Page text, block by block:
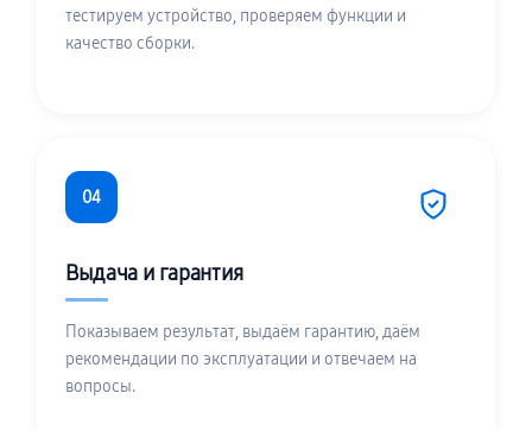
тестируем устройство, проверяем функции и
качество сборки.
04
Выдача и гарантия
Показываем результат, выдаём гарантию, даём
рекомендации по эксплуатации и отвечаем на
вопросы.